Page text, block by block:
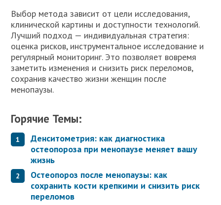
Выбор метода зависит от цели исследования,
клинической картины и доступности технологий.
Лучший подход — индивидуальная стратегия:
оценка рисков, инструментальное исследование и
регулярный мониторинг. Это позволяет вовремя
заметить изменения и снизить риск переломов,
сохранив качество жизни женщин после
менопаузы.
Горячие Темы:
Денситометрия: как диагностика
остеопороза при менопаузе меняет вашу
жизнь
Остеопороз после менопаузы: как
сохранить кости крепкими и снизить риск
переломов